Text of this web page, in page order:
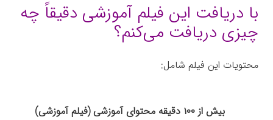
با دریافت این فیلم آموزشی دقیقاً چه
چیزی دریافت می‌کنم؟
محتویات این فیلم شامل:
بیش از ۱۰۰ دقیقه محتوای آموزشی (فیلم آموزشی)